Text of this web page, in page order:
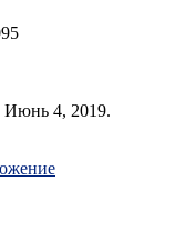
Июнь 4, 2019.